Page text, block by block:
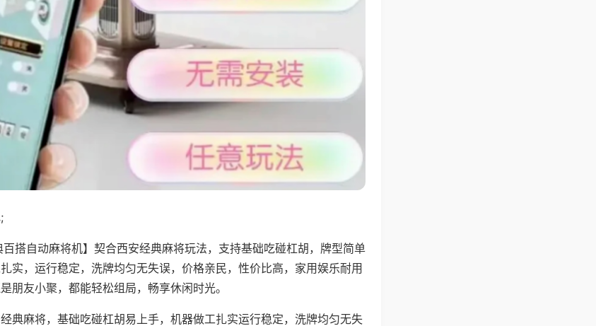
百搭自动麻将机】契合西安经典麻将玩法，支持基础吃碰杠胡，牌型简单
实，运行稳定，洗牌均匀无失误，价格亲民，性价比高，家用娱乐耐用
朋友小聚，都能轻松组局，畅享休闲时光。
典麻将，基础吃碰杠胡易上手，机器做工扎实运行稳定，洗牌均匀无失